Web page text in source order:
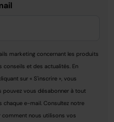
marketing concernant les produits
conseils et des actualités. En
sur « S'inscrire », vous
pouvez vous désabonner à tout
chaque e-mail. Consultez notre
comment nous utilisons vos